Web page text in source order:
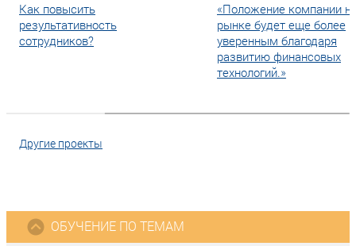
Как повысить
результативность
сотрудников?
«Положение компании
рынке будет еще более
уверенным благодаря
развитию финансовых
технологий.»
Другие проекты
ОБУЧЕНИЕ ПО ТЕМАМ